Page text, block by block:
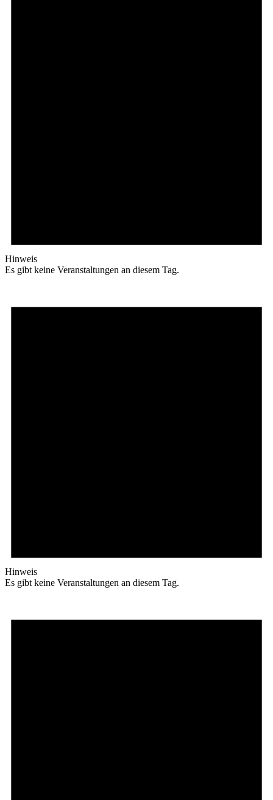
Hinweis
Es gibt keine Veranstaltungen an diesem Tag.
Hinweis
Es gibt keine Veranstaltungen an diesem Tag.